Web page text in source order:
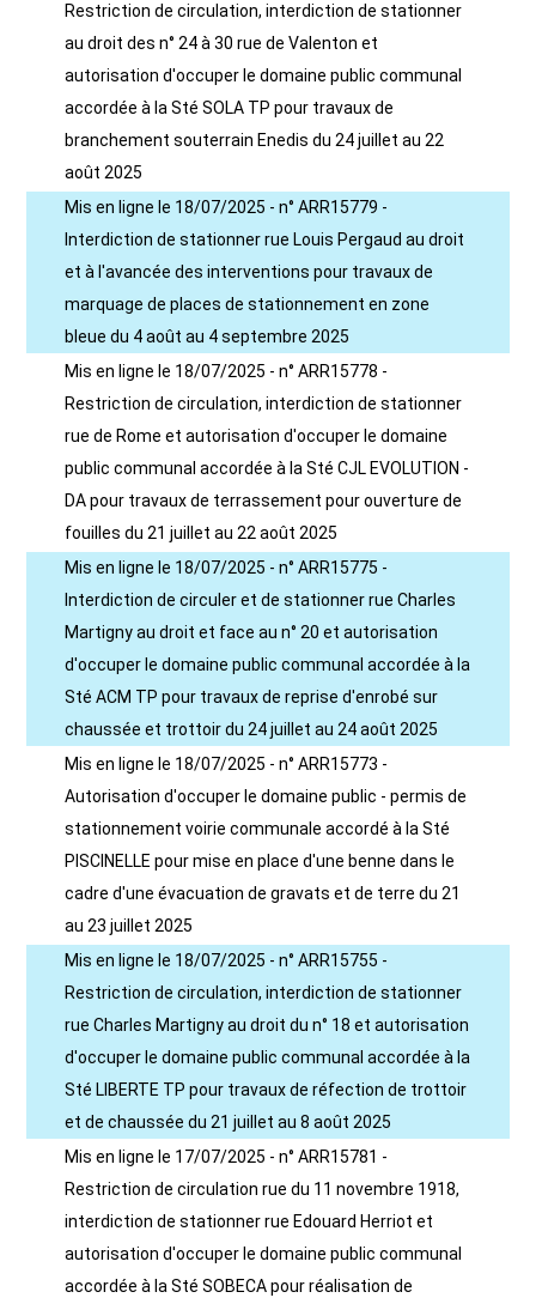
Restriction de circulation, interdiction de stationner
au droit des n° 24 à 30 rue de Valenton et
autorisation d'occuper le domaine public communal
accordée à la Sté SOLA TP pour travaux de
branchement souterrain Enedis du 24 juillet au 22
août 2025
Mis en ligne le 18/07/2025 - n° ARR15779 -
Interdiction de stationner rue Louis Pergaud au droit
et à l'avancée des interventions pour travaux de
marquage de places de stationnement en zone
bleue du 4 août au 4 septembre 2025
Mis en ligne le 18/07/2025 - n° ARR15778 -
Restriction de circulation, interdiction de stationner
rue de Rome et autorisation d'occuper le domaine
public communal accordée à la Sté CJL EVOLUTION -
DA pour travaux de terrassement pour ouverture de
fouilles du 21 juillet au 22 août 2025
Mis en ligne le 18/07/2025 - n° ARR15775 -
Interdiction de circuler et de stationner rue Charles
Martigny au droit et face au n° 20 et autorisation
d'occuper le domaine public communal accordée à la
Sté ACM TP pour travaux de reprise d'enrobé sur
chaussée et trottoir du 24 juillet au 24 août 2025
Mis en ligne le 18/07/2025 - n° ARR15773 -
Autorisation d'occuper le domaine public - permis de
stationnement voirie communale accordé à la Sté
PISCINELLE pour mise en place d'une benne dans le
cadre d'une évacuation de gravats et de terre du 21
au 23 juillet 2025
Mis en ligne le 18/07/2025 - n° ARR15755 -
Restriction de circulation, interdiction de stationner
rue Charles Martigny au droit du n° 18 et autorisation
d'occuper le domaine public communal accordée à la
Sté LIBERTE TP pour travaux de réfection de trottoir
et de chaussée du 21 juillet au 8 août 2025
Mis en ligne le 17/07/2025 - n° ARR15781 -
Restriction de circulation rue du 11 novembre 1918,
interdiction de stationner rue Edouard Herriot et
autorisation d'occuper le domaine public communal
accordée à la Sté SOBECA pour réalisation de